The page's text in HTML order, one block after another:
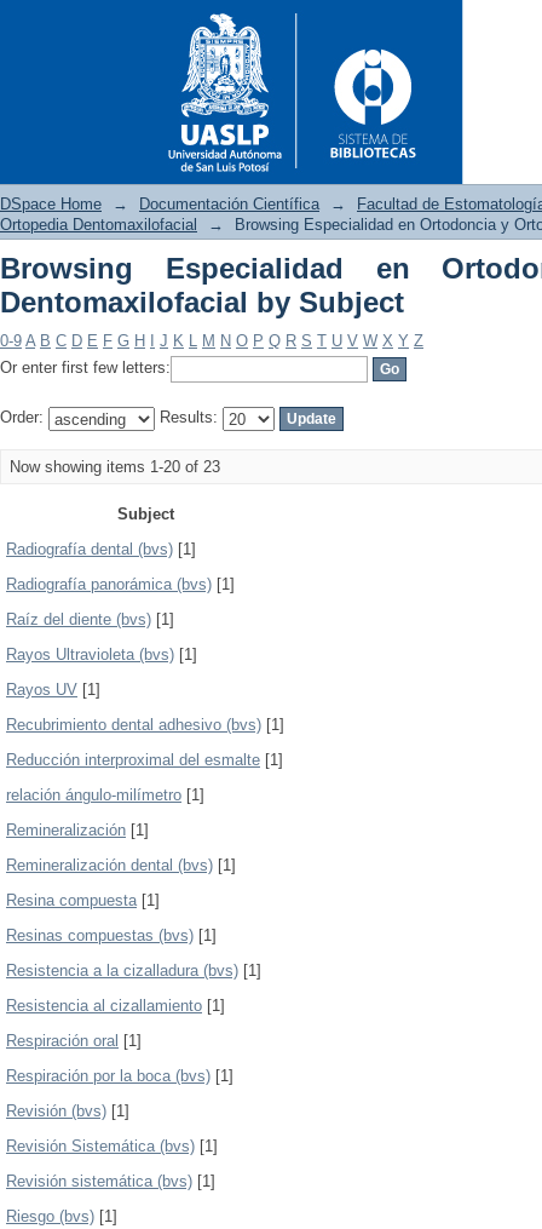
Browsing Especialidad en
DSpace Home → Documentación Científica →
Facultad de
Ortopedia Dentomaxilofacial
→ Browsing Especialidad en Ortodoncia y
Browsing Especialidad en
Dentomaxilofacial by Subject
0-9 A B C D E F G H J K L M N O P Q R S T U V W X Y Z
Or enter first few letters:
Order: Results:
Now showing items 1-20 of 23
Subject
Radiografía dental (bvs) [1]
Radiografía panorámica (bvs) [1]
Raíz del diente (bvs) [1]
Rayos Ultravioleta (bvs) [1]
Rayos UV [1]
Recubrimiento dental adhesivo (bvs) [1]
Reducción interproximal del esmalte [1]
relación ángulo-milímetro [1]
Remineralización [1]
Remineralización dental (bvs) [1]
Resina compuesta[1]
Resinas compuestas (bvs) [1]
Resistencia a la cizalladura (bvs) [1]
Resistencia al cizallamiento [1]
Respiración oral [1]
Respiración por la boca (bvs) [1]
Revisión (bvs) [1]
Revisión Sistemática (bvs) [1]
Revisión sistemática (bvs) [1]
Riesgo (bvs) [1]